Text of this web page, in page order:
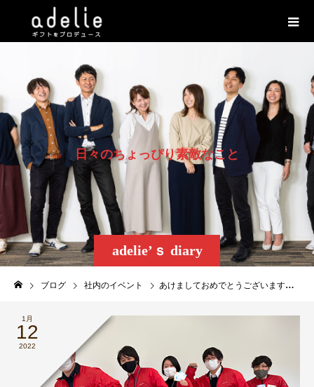
adelie’ｓ diary
日々のちょ っぴり素敵なこ と
ブログ 社内のイベント あけましておめでとうございます！2022
1月
12
2022